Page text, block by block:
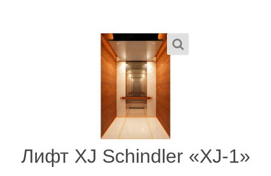
Лифт XJ Schindler «XJ-1»